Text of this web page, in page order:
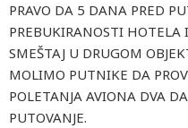
PRAVO DA 5 DANA PRED
PREBUKIRANOSTI
SMEŠTAJ U DRUGOM
MOLIMO PUTNIKE DA
POLETANJA AVIONA DVA
PUTOVANJE.